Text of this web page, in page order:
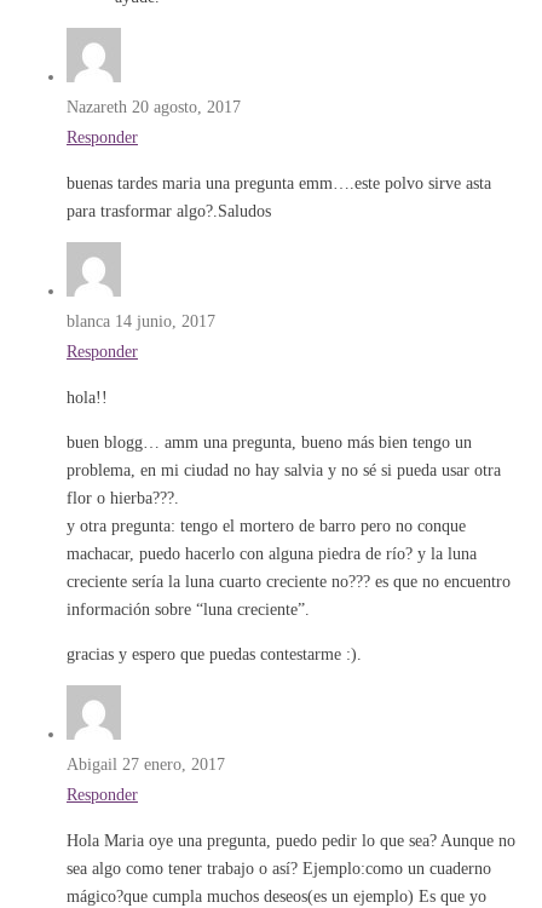
Nazareth 20 agosto, 2017
Responder
buenas tardes maria una pregunta emm….este polvo sirve asta
para trasformar algo?.Saludos
blanca 14 junio, 2017
Responder
hola!!
buen blogg… amm una pregunta, bueno más bien tengo un
problema, en mi ciudad no hay salvia y no sé si pueda usar otra
flor o hierba???.
y otra pregunta: tengo el mortero de barro pero no conque
machacar, puedo hacerlo con alguna piedra de río? y la luna
creciente sería la luna cuarto creciente no??? es que no encuentro
información sobre “luna creciente”.
gracias y espero que puedas contestarme :).
Abigail 27 enero, 2017
Responder
Hola Maria oye una pregunta, puedo pedir lo que sea? Aunque no
sea algo como tener trabajo o así? Ejemplo:como un cuaderno
mágico?que cumpla muchos deseos(es un ejemplo) Es que yo